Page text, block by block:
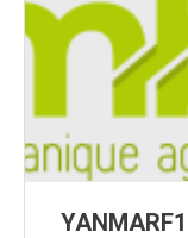
YANMAR